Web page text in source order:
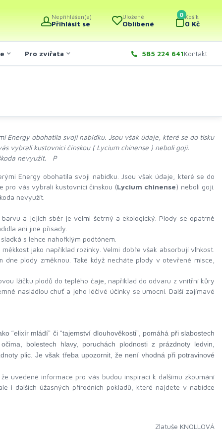
Nepřihlášen(a)
Přihlásit se
Uložené
Oblíbené
0 Košík
0 Kč
Pro zvířata 585 224 641Kontakt
Energy obohatila svoji nabídku. Jsou však údaje, které se do tisku
vybrali kustovnici čínskou ( Lycium chinense ) neboli goji.
nevyužít. P
Energy obohatila svoji nabídku. Jsou však údaje, které se do
pro vás vybrali kustovnici čínskou (Lycium chinense) neboli goji.
nevyužít.
a jejich sběr je velmi šetrný a ekologický. Plody se opatrně
ani jiné přísady.
s lehce nahořklým podtónem.
jako například rozinky. Velmi dobře však absorbují vlhkost.
plody změknou. Také když necháte plody v otevřené misce,
lžičku plodů do teplého čaje, například do odvaru z vnitřní kůry
nasládlou chuť a jeho léčivé účinky se umocní. Další zajímavé
“elixír mládí” či “tajemství dlouhověkosti”, pomáhá při slabostech
bolestech hlavy, poruchách plodnosti z prázdnoty ledvin,
plic. Je však třeba upozornit, že není vhodná při potravinové
uvedené informace pro vás budou inspirací k dalšímu zkoumání
i dalších úžasných přírodních pokladů, které najdete v nabídce
Zlatuše KNOLLOVÁ